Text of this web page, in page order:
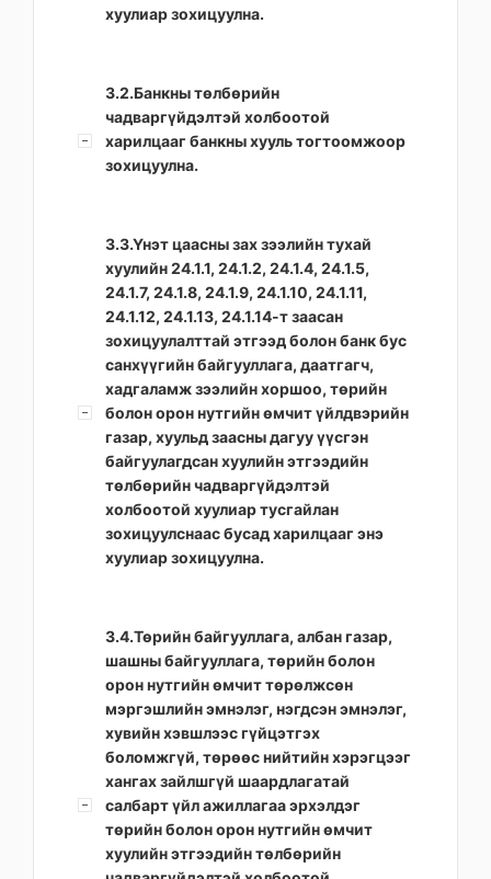
хуулиар зохицуулна.
3.2.Банкны төлбөрийн
чадваргүйдэлтэй холбоотой
харилцааг банкны хууль тогтоомжоор
зохицуулна.
3.3.Үнэт цаасны зах зээлийн тухай
хуулийн 24.1.1, 24.1.2, 24.1.4, 24.1.5,
24.1.7, 24.1.8, 24.1.9, 24.1.10, 24.1.11,
24.1.12, 24.1.13, 24.1.14-т заасан
зохицуулалттай этгээд болон банк бус
санхүүгийн байгууллага, даатгагч,
хадгаламж зээлийн хоршоо, төрийн
болон орон нутгийн өмчит үйлдвэрийн
газар, хуульд заасны дагуу үүсгэн
байгуулагдсан хуулийн этгээдийн
төлбөрийн чадваргүйдэлтэй
холбоотой хуулиар тусгайлан
зохицуулснаас бусад харилцааг энэ
хуулиар зохицуулна.
3.4.Төрийн байгууллага, албан газар,
шашны байгууллага, төрийн болон
орон нутгийн өмчит төрөлжсөн
мэргэшлийн эмнэлэг, нэгдсэн эмнэлэг,
хувийн хэвшлээс гүйцэтгэх
боломжгүй, төрөөс нийтийн хэрэгцээг
хангах зайлшгүй шаардлагатай
салбарт үйл ажиллагаа эрхэлдэг
төрийн болон орон нутгийн өмчит
хуулийн этгээдийн төлбөрийн